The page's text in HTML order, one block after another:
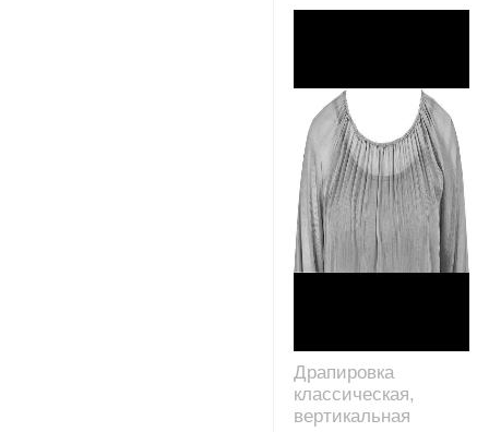
Драпировка
классическая,
вертикальная